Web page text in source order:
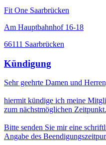
Fit One Saarbrücken
Am Hauptbahnhof 16-18
66111 Saarbrücken
Kündigung
Sehr geehrte Damen und
hiermit kündige ich meine
zum nächstmöglichen Zeitpunkt.
Bitte senden Sie mir eine
Angabe des